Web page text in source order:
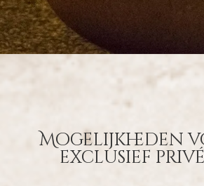
Mogelijkheden
exclusief